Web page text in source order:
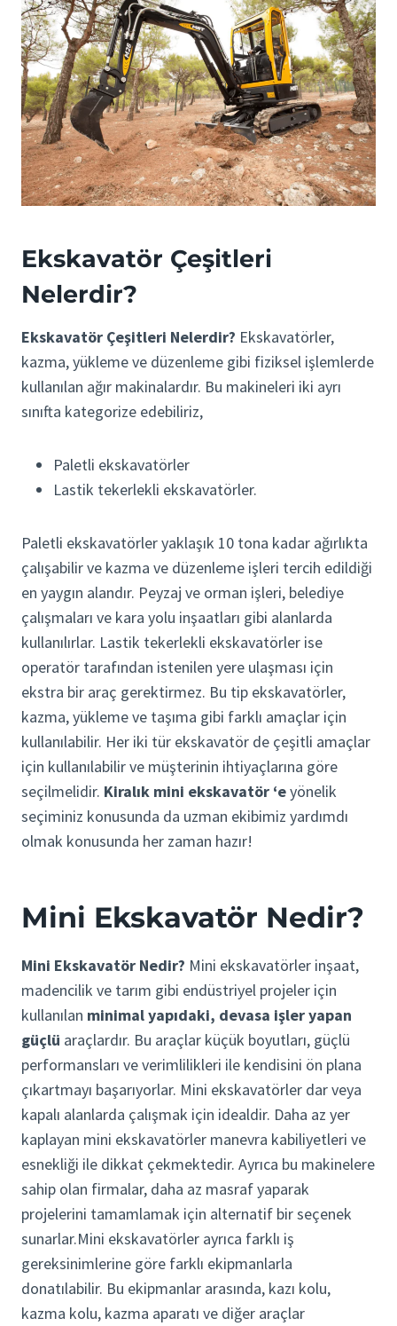
Ekskavatör Çeşitleri
Nelerdir?
Ekskavatör Çeşitleri Nelerdir? Ekskavatörler,
kazma, yükleme ve düzenleme gibi fiziksel işlemlerde
kullanılan ağır makinalardır. Bu makineleri iki ayrı
sınıfta kategorize edebiliriz,
Paletli ekskavatörler
Lastik tekerlekli ekskavatörler.
Paletli ekskavatörler yaklaşık 10 tona kadar ağırlıkta
çalışabilir ve kazma ve düzenleme işleri tercih edildiği
en yaygın alandır. Peyzaj ve orman işleri, belediye
çalışmaları ve kara yolu inşaatları gibi alanlarda
kullanılırlar. Lastik tekerlekli ekskavatörler ise
operatör tarafından istenilen yere ulaşması için
ekstra bir araç gerektirmez. Bu tip ekskavatörler,
kazma, yükleme ve taşıma gibi farklı amaçlar için
kullanılabilir. Her iki tür ekskavatör de çeşitli amaçlar
için kullanılabilir ve müşterinin ihtiyaçlarına göre
seçilmelidir. Kiralık mini ekskavatör ‘eyönelik
seçiminiz konusunda da uzman ekibimiz yardımdı
olmak konusunda her zaman hazır!
Mini Ekskavatör Nedir?
Mini Ekskavatör Nedir? Mini ekskavatörler inşaat,
madencilik ve tarım gibi endüstriyel projeler için
kullanılan minimal yapıdaki, devasa işler yapan
güçlü araçlardır. Bu araçlar küçük boyutları, güçlü
performansları ve verimlilikleri ile kendisini ön plana
çıkartmayı başarıyorlar. Mini ekskavatörler dar veya
kapalı alanlarda çalışmak için idealdir. Daha az yer
kaplayan mini ekskavatörler manevra kabiliyetleri ve
esnekliği ile dikkat çekmektedir. Ayrıca bu makinelere
sahip olan firmalar, daha az masraf yaparak
projelerini tamamlamak için alternatif bir seçenek
sunarlar.Mini ekskavatörler ayrıca farklı iş
gereksinimlerine göre farklı ekipmanlarla
donatılabilir. Bu ekipmanlar arasında, kazı kolu,
kazma kolu, kazma aparatı ve diğer araçlar